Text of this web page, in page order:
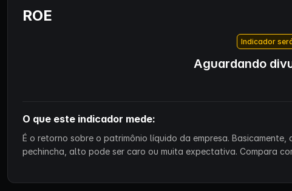
ROE
Indicador
Aguardando
O que este indicador mede:
É o retorno sobre o patrimônio líquido da empresa.
pechincha, alto pode ser caro ou muita expectativa. Compara